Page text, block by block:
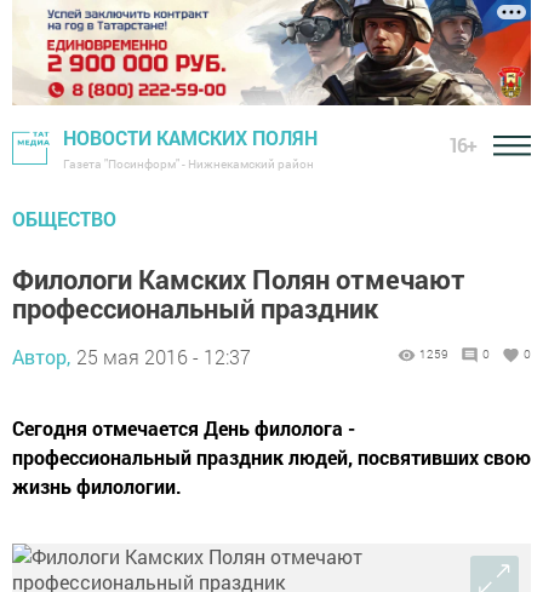
НОВОСТИ КАМСКИХ ПОЛЯН
Газета "Посинформ" - Нижнекамский район
16+
ОБЩЕСТВО
Филологи Камских Полян отмечают
профессиональный праздник
Автор, 25 мая 2016 - 12:37 1259 0 0
Сегодня отмечается День филолога -
профессиональный праздник людей, посвятивших свою
жизнь филологии.